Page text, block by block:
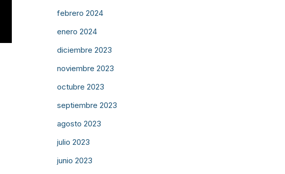
febrero 2024
enero 2024
diciembre 2023
noviembre 2023
octubre 2023
septiembre 2023
agosto 2023
julio 2023
junio 2023